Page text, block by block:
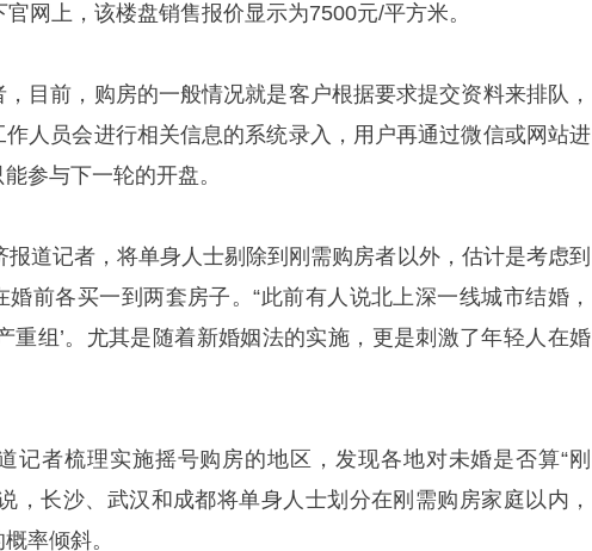
网上，该楼盘销售报价显示为7500元/平方米。
目前，购房的一般情况就是客户根据要求提交资料来排队，
人员会进行相关信息的系统录入，用户再通过微信或网站进
参与下一轮的开盘。
道记者，将单身人士剔除到刚需购房者以外，估计是考虑到
婚前各买一到两套房子。“此前有人说北上深一线城市结婚，
重组’。尤其是随着新婚姻法的实施，更是刺激了年轻人在婚
记者梳理实施摇号购房的地区，发现各地对未婚是否算“刚
，长沙、武汉和成都将单身人士划分在刚需购房家庭以内，
率倾斜。